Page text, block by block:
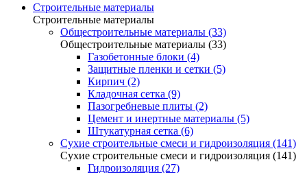
Строительные материалы
Строительные материалы
Общестроительные материалы (33)
Общестроительные материалы (33)
Газобетонные блоки (4)
Защитные пленки и сетки (5)
Кирпич (2)
Кладочная сетка (9)
Пазогребневые плиты (2)
Цемент и инертные материалы (5)
Штукатурная сетка (6)
Сухие строительные смеси и гидроизоляция (141)
Сухие строительные смеси и гидроизоляция (141)
Гидроизоляция (27)